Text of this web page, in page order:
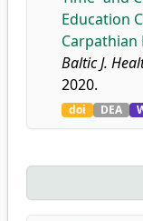
Education
Carpathian
Baltic J.
2020.
doi DEA